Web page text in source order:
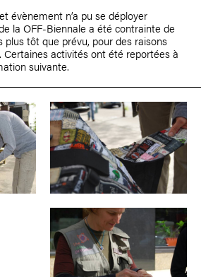
évènement n’a pu se déployer
la OFF-Biennale a été contrainte de
tôt que prévu, pour des raisons
Certaines activités ont été reportées à
suivante.